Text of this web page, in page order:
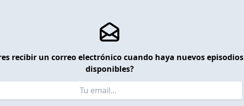
recibir un correo electrónico cuando haya nuevos episodios
disponibles?